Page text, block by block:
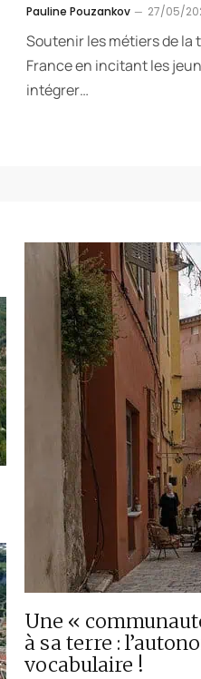
Pauline Pouzankov 27/05/
Soutenir les métiers de la
France en incitant les
intégrer…
Une «
à sa terre :
vocabulaire !